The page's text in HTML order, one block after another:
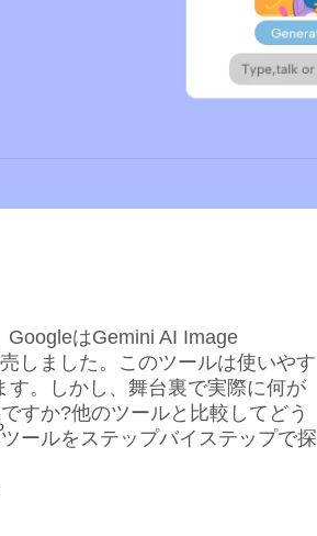
はGemini AI Image
しました。このツールは使いやす
す。しかし、舞台裏で実際に何が
すか?他のツールと比較してどう
ールをステップバイステップで探